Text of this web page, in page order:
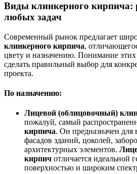
Виды клинкерного кирпича:
любых задач
Современный рынок предлагает
клинкерного кирпича,
цвету и назначению. Понимание
сделать правильный выбор для
проекта.
По назначению:
Лицевой (облицовочный)
пожалуй, самый
кирпича. Он предназначен для
фасадов зданий, цоколей,
архитектурных элементов.
кирпич отличается идеальной
поверхностью и широким